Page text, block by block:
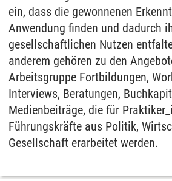
ein, dass die gewonnenen
Anwendung finden und dadurch
gesellschaftlichen Nutzen
anderem gehören zu den
Arbeitsgruppe Fortbildungen,
Interviews, Beratungen,
Medienbeiträge, die für
Führungskräfte aus Politik,
Gesellschaft erarbeitet werden.